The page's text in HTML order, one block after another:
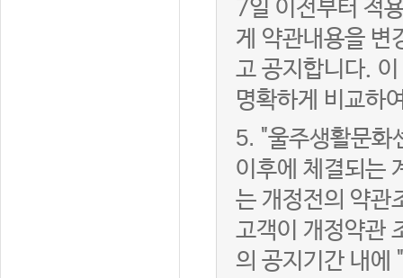
7일 이전부터 적
게 약관내용을 변
고 공지합니다.
명확하게 비교하
5. "울주생활문화
이후에 체결되는
는 개정전의 약관
고객이 개정약관
의 공지기간 내에